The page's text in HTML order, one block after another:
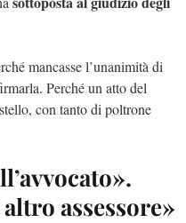
mancasse l’unanimità di
Perché un atto del
con tanto di poltrone
assessore»